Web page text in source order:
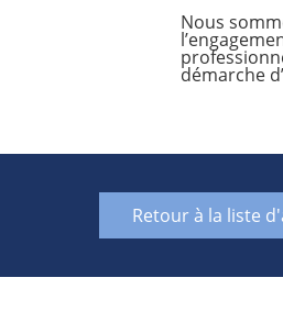
Nous
démarche
Retour à la liste